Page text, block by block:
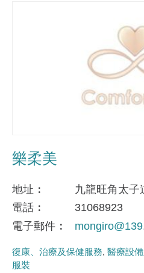
樂柔美
地址
九龍旺角太子
電話
31068923
電子郵件
復康、治療及保健服務 醫療設
服裝